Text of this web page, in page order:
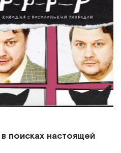
поисках настоящей